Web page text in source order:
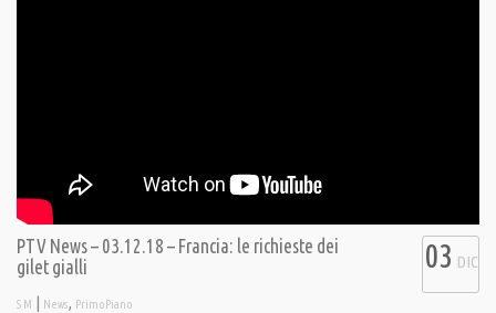
PTV News – 03.12.18 – Francia: le richieste dei
gilet gialli
S M | News, PrimoPiano
03 DIC